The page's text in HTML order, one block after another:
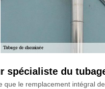
spécialiste du
le remplacement intégral